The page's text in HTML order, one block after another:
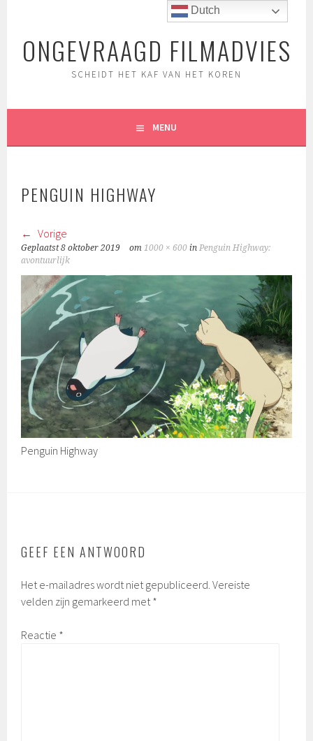
inhoudONGEVRAAGD FILMADVIES
SCHEIDT HET KAF VAN HET KOREN
MENU
PENGUIN HIGHWAY
Vorige
Geplaatst8 oktober 2019 om1000 × 600 inPenguin Highway:
avontuurlijk
Penguin Highway
GEEF EEN ANTWOORD
Het e-mailadres wordt niet gepubliceerd. Vereiste
velden zijn gemarkeerd met*
Reactie *
Dutch